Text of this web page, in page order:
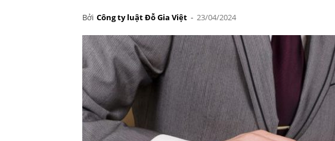
Bởi Công ty luật Đỗ Gia Việt - 23/04/2024